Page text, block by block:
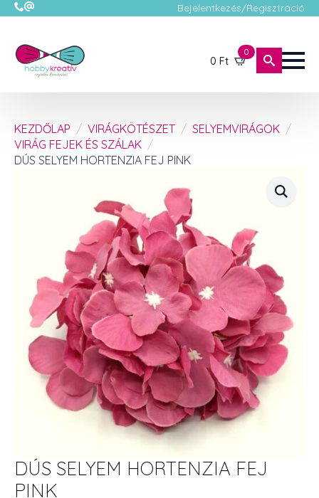
Bejelentkezés/Regisztráció
0 Ft
0
KEZDŐLAP VIRÁGKÖTÉSZET
SELYEMVIRÁGOK
VIRÁG FEJEK ÉS SZÁLAK
DÚS SELYEM HORTENZIA FEJ PINK
DÚS SELYEM HORTENZIA FEJ
PINK